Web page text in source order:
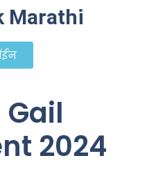
Marathi
Gail
2024